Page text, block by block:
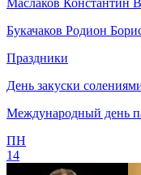
Букачаков Родион
Праздники
День закуски
Международный день
ПН
14